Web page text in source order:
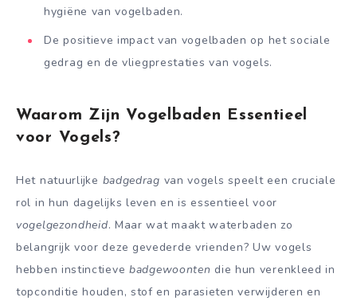
hygiëne van vogelbaden.
De positieve impact van vogelbaden op het sociale
gedrag en de vliegprestaties van vogels.
Waarom Zijn Vogelbaden Essentieel
voor Vogels?
Het natuurlijke badgedrag van vogels speelt een cruciale
rol in hun dagelijks leven en is essentieel voor
vogelgezondheid. Maar wat maakt waterbaden zo
belangrijk voor deze gevederde vrienden? Uw vogels
hebben instinctieve badgewoonten die hun verenkleed in
topconditie houden, stof en parasieten verwijderen en